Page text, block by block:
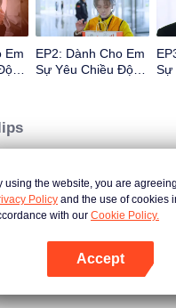
Em
EP2: Dành Cho Em
Sự Yêu Chiều Độc
Sự
using the website, you are
Policy and the use of cookies
with our Cookie Policy.
Accept